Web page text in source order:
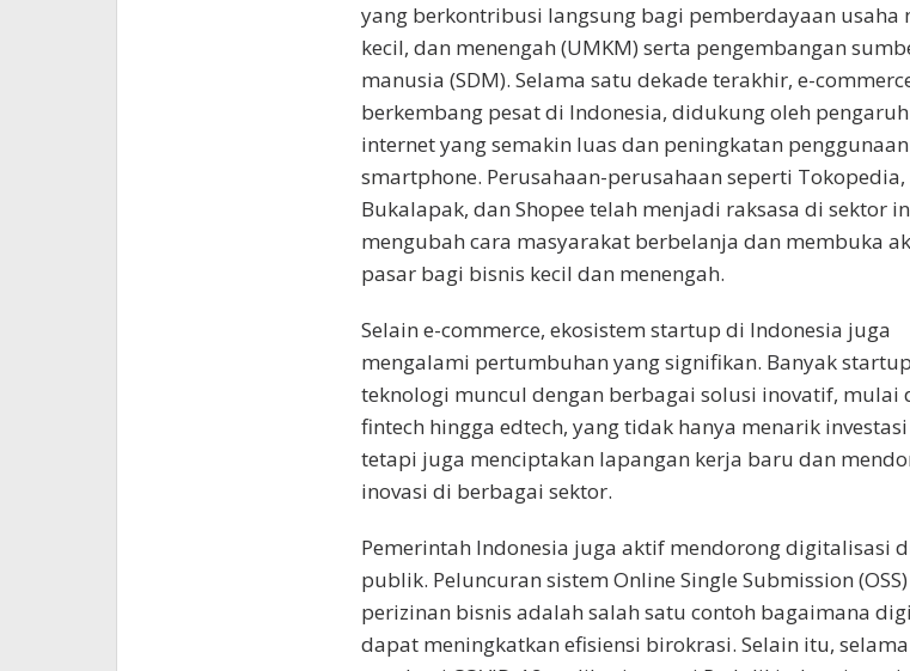
yang berkontribusi langsung bagi pemberdayaan usaha
kecil, dan menengah (UMKM) serta pengembangan
manusia (SDM). Selama satu dekade terakhir, e-
berkembang pesat di Indonesia, didukung oleh pengaruh
internet yang semakin luas dan peningkatan penggunaan
smartphone. Perusahaan-perusahaan seperti Tokopedia,
Bukalapak, dan Shopee telah menjadi raksasa di sektor
mengubah cara masyarakat berbelanja dan membuka
pasar bagi bisnis kecil dan menengah.
Selain e-commerce, ekosistem startup di Indonesia juga
mengalami pertumbuhan yang signifikan. Banyak startup
teknologi muncul dengan berbagai solusi inovatif, mulai
fintech hingga edtech, yang tidak hanya menarik
tetapi juga menciptakan lapangan kerja baru dan
inovasi di berbagai sektor.
Pemerintah Indonesia juga aktif mendorong digitalisasi
publik. Peluncuran sistem Online Single Submission
perizinan bisnis adalah salah satu contoh bagaimana
dapat meningkatkan efisiensi birokrasi. Selain itu, selama